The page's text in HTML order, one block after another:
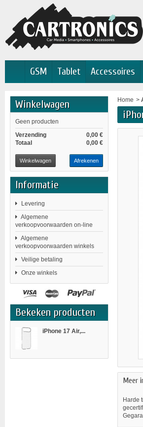
GSM Tablet Accessoires
Winkelwagen
Geen producten
0,00 €
Verzending
0,00 €
Totaal
Winkelwagen Afrekenen
Informatie
Levering
Algemene
verkoopvoorwaarden on-line
Algemene
verkoopvoorwaarden winkels
Veilige betaling
Onze winkels
Bekeken producten
iPhone 17 Air,...
Home >
Meer
Harde